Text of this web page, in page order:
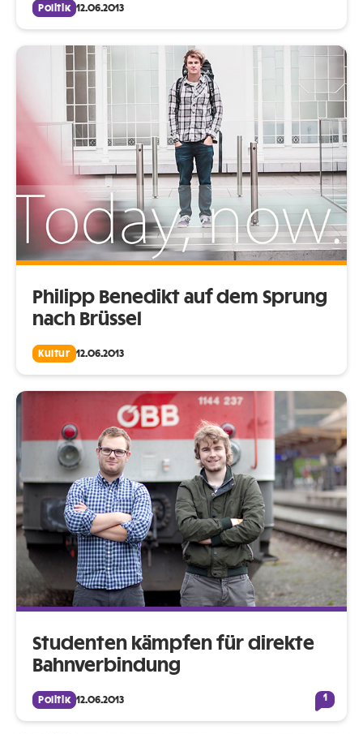
Politik 12.06.2013
Philipp Benedikt auf dem Sprung
nach Brüssel
Kultur 12.06.2013
Studenten kämpfen für direkte
Bahnverbindung
Politik 12.06.2013 1